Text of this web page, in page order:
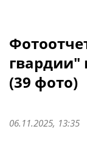
гвардии"
(39 фото)
06.11.2025, 13:35